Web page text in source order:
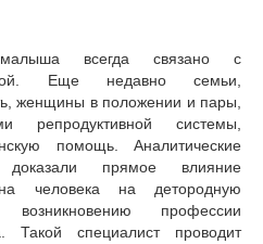
всегда связано с
Еще недавно семьи,
женщины в положении и пары,
репродуктивной системы,
помощь. Аналитические
доказали прямое влияние
человека на детородную
профессии
Такой специалист проводит